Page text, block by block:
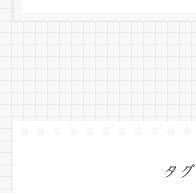
れで、けっこうお腹が空き
タグ